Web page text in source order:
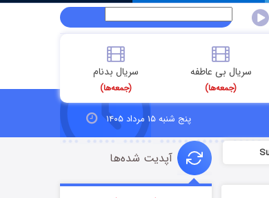
سریال بی عاطفه
(جمعه‌ها)
سریال بدنام
(جمعه‌ها)
پنج شنبه ۱۵ مرداد ۱۴۰۵
آپدیت شده‌ها